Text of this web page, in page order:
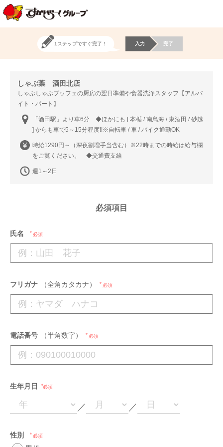
1ステップですぐ完了！ 入力 完了
しゃぶ葉 酒田北店
しゃぶしゃぶブッフェの厨房の翌日準備や食器洗浄スタッフ【アルバ
イト・パート】
「酒田駅」より車6分 ◆ほかにも [ 本楯 / 南鳥海 / 東酒田 / 砂越
] からも車で5～15分程度!!※自転車 / 車 / バイク通勤OK
時給1290円～（深夜割増手当含む）※22時までの時給は給与欄
をご覧ください。 ◆交通費支給
週1～2日
必須項目
氏名 必須
フリガナ （全角カタカナ） 必須
電話番号 （半角数字） 必須
生年月日 必須
／ ／
性別 必須